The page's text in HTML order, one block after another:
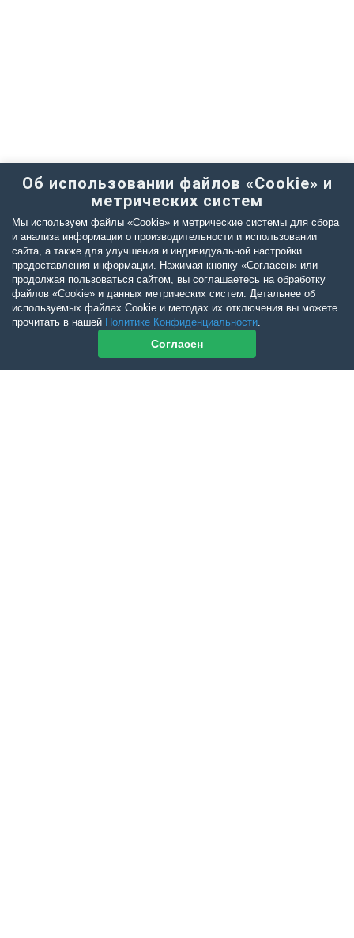
Об использовании файлов «Cookie» и
метрических систем
Мы используем файлы «Cookie» и метрические системы для сбора
и анализа информации о производительности и использовании
сайта, а также для улучшения и индивидуальной настройки
предоставления информации. Нажимая кнопку «Согласен» или
продолжая пользоваться сайтом, вы соглашаетесь на обработку
файлов «Cookie» и данных метрических систем. Детальнее об
используемых файлах Cookie и методах их отключения вы можете
прочитать в нашей Политике Конфиденциальности.
Согласен